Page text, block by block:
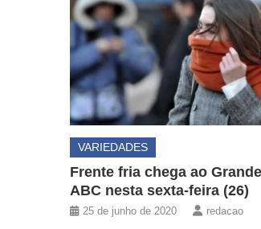
VARIEDADES
Frente fria chega ao Grande
ABC nesta sexta-feira (26)
25 de junho de 2020 redacao